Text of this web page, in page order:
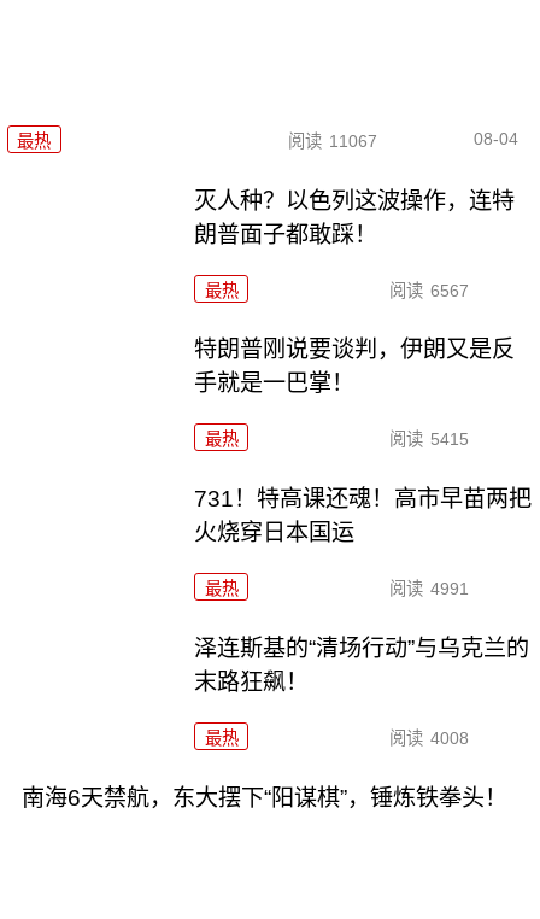
最热 阅读 11067 08-04
灭人种？以色列这波操作，连特
朗普面子都敢踩！
最热 阅读 6567
特朗普刚说要谈判，伊朗又是反
手就是一巴掌！
最热 阅读 5415
731！特高课还魂！高市早苗两把
火烧穿日本国运
最热 阅读 4991
泽连斯基的“清场行动”与乌克兰的
末路狂飙！
最热 阅读 4008
南海6天禁航，东大摆下“阳谋棋”，锤炼铁拳头！